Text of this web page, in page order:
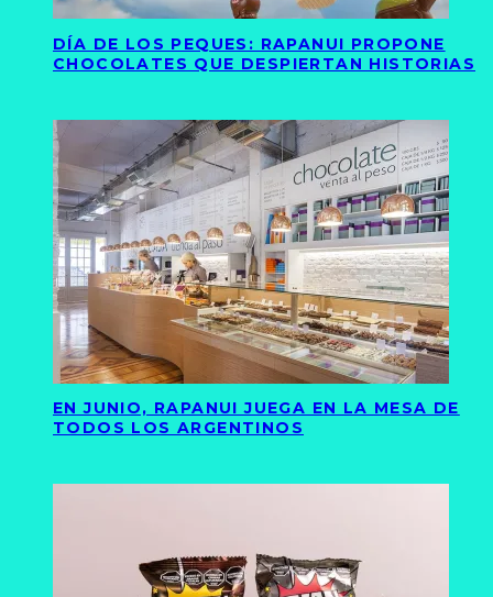
DÍA DE LOS PEQUES: RAPANUI PROPONE
CHOCOLATES QUE DESPIERTAN HISTORIAS
EN JUNIO, RAPANUI JUEGA EN LA MESA DE
TODOS LOS ARGENTINOS